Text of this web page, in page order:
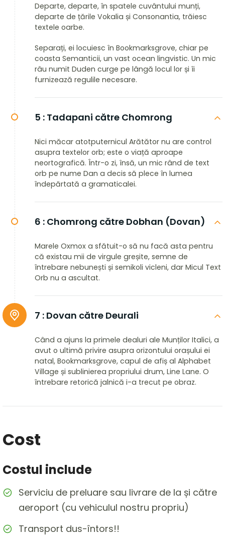
Departe, departe, în spatele cuvântului munți,
departe de țările Vokalia și Consonantia, trăiesc
textele oarbe.
Separați, ei locuiesc în Bookmarksgrove, chiar pe
coasta Semanticii, un vast ocean lingvistic. Un mic
râu numit Duden curge pe lângă locul lor și îi
furnizează regulile necesare.
5 : Tadapani către Chomrong
Nici măcar atotputernicul Arătător nu are control
asupra textelor orb; este o viață aproape
neortografică. Într-o zi, însă, un mic rând de text
orb pe nume Dan a decis să plece în lumea
îndepărtată a gramaticalei.
6 : Chomrong către Dobhan (Dovan)
Marele Oxmox a sfătuit-o să nu facă asta pentru
că existau mii de virgule greșite, semne de
întrebare nebunești și semikoli vicleni, dar Micul Text
Orb nu a ascultat.
7 : Dovan către Deurali
Când a ajuns la primele dealuri ale Munților Italici, a
avut o ultimă privire asupra orizontului orașului ei
natal, Bookmarksgrove, capul de afiș al Alphabet
Village și sublinierea propriului drum, Line Lane. O
întrebare retorică jalnică i-a trecut pe obraz.
Cost
Costul include
Serviciu de preluare sau livrare de la și către
aeroport (cu vehiculul nostru propriu)
Transport dus-întors!!